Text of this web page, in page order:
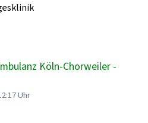
Köln-Chorweiler -
Uhr